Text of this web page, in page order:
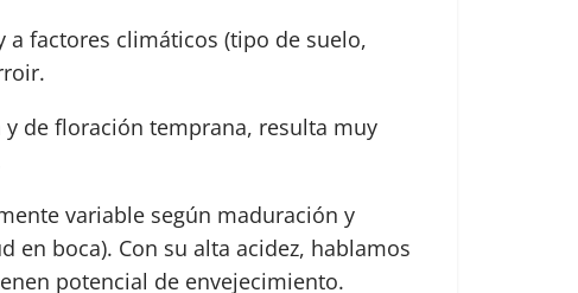
factores climáticos (tipo de suelo,
de floración temprana, resulta muy
variable según maduración y
boca). Con su alta acidez, hablamos
potencial de envejecimiento.